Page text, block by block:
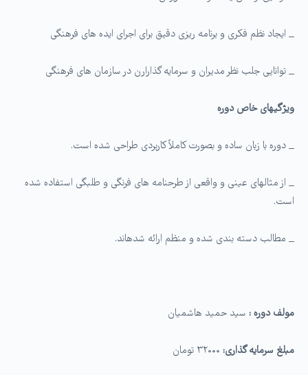
_ ایجاد نظم فکری و برنامه ریزی دقیق برای اجرای ایده های فرهنگی
_ توانایی جلب نظر مدیران و سرمایه گذارارن در سازمان های فرهنگی
ویژگی­های خاص دوره
_ دوره با زبان ساده و بصورت کاملاً کاربردی طراحی شده است.
_ از مثالهای عینی و واقعی از طرحنامه های فرنگی و طلبگی استفاده شده
است.
_ مطالب دسته بندی شده و منظم ارائه شده­اند.
مولف دوره : سید حمید هاشمیان
مبلغ سرمایه گذاری: